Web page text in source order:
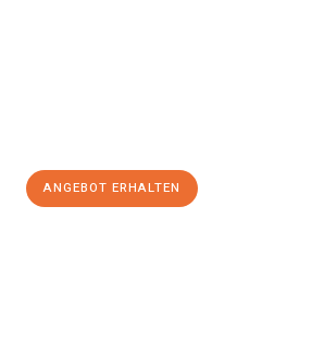
ANGEBOT ERHALTEN